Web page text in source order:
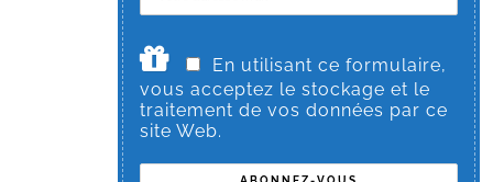
En utilisant ce formulaire,
vous acceptez le stockage et le
traitement de vos données par ce
site Web.